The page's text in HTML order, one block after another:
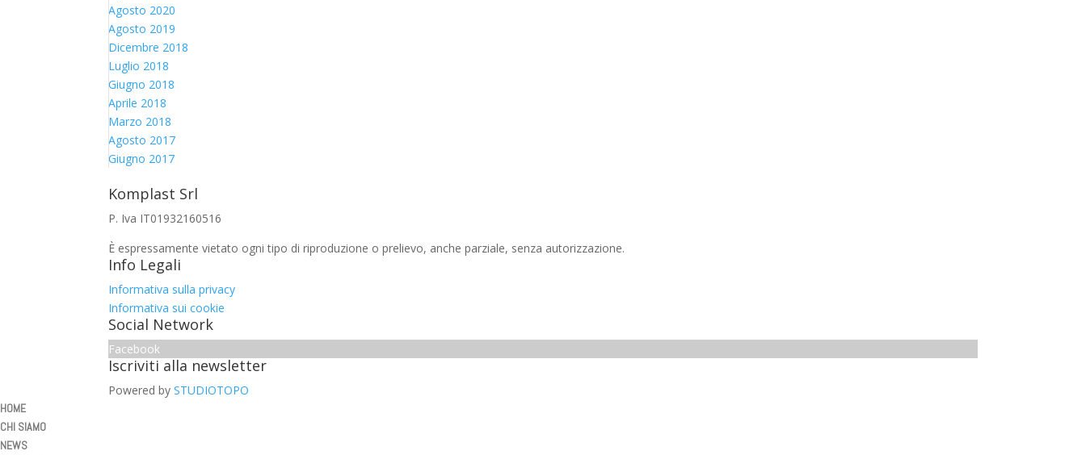
Agosto 2020
Agosto 2019
Dicembre 2018
Luglio 2018
Giugno 2018
Aprile 2018
Marzo 2018
Agosto 2017
Giugno 2017
Komplast Srl
P. Iva IT01932160516
È espressamente vietato ogni tipo di riproduzione o prelievo, anche parziale, senza autorizzazione.
Info Legali
Informativa sulla privacy
Informativa sui cookie
Social Network
Facebook
Iscriviti alla newsletter
Powered bySTUDIOTOPO
HOME
CHI SIAMO
NEWS